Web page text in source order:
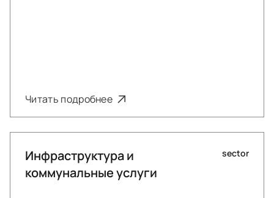
Читать подробнее
Инфраструктура и
коммунальные услуги
sector